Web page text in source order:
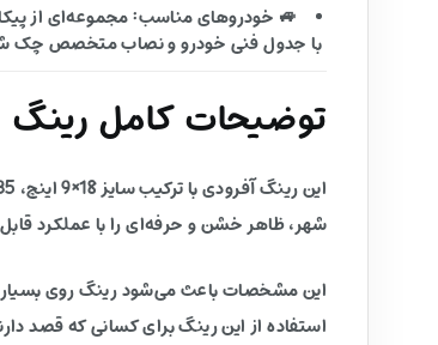
🚙 خودروهای مناسب: مجموعه‌ای از
با جدول فنی خودرو و نصاب متخصص چک
توضیحات کامل رینگ
شهر، ظاهر خشن و حرفه‌ای را با عملکرد
این مشخصات باعث می‌شود رینگ روی بسیاری
استفاده از این رینگ برای کسانی که قصد